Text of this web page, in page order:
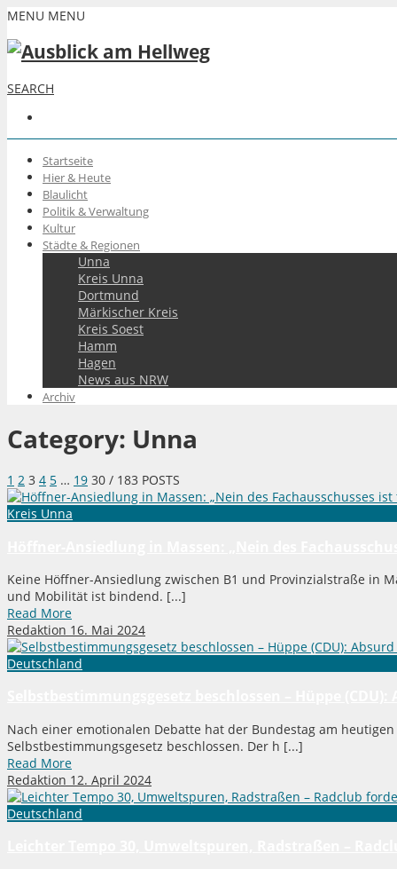
MENU MENU
SEARCH
Startseite
Hier & Heute
Blaulicht
Politik & Verwaltung
Kultur
Städte & Regionen
Unna
Kreis Unna
Dortmund
Märkischer Kreis
Kreis Soest
Hamm
Hagen
News aus NRW
Archiv
Category: Unna
1 2 3 4 5 … 19 30 / 183 POSTS
Kreis Unna
Keine Höffner-Ansiedlung zwischen B1 und Provinzialstraße in
und Mobilität ist bindend. [...]
Read More
Redaktion 16. Mai 2024
Deutschland
Nach einer emotionalen Debatte hat der Bundestag am
Selbstbestimmungsgesetz beschlossen. Der h [...]
Read More
Redaktion 12. April 2024
Deutschland